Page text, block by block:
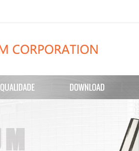
QUALIDADE DOWNLOAD